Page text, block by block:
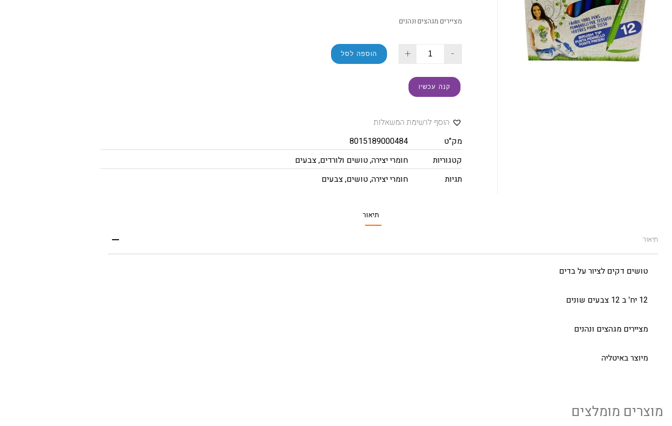
מציירים מגהצים ונהנים
-
+ הוספה לסל
קנה עכשיו
הוסף לרשימת המשאלות
מק"ט
8015189000484
קטגוריות
חומרי יצירה,טושים ולורדים,צבעים
תגיות
חומרי יצירה,טושים,צבעים
תיאור
תיאור
טושים דקים לציור על בדים
12 יח' ב 12 צבעים שונים
מציירים מגהצים ונהנים
מיוצר באיטליה
מוצרים מומלצים